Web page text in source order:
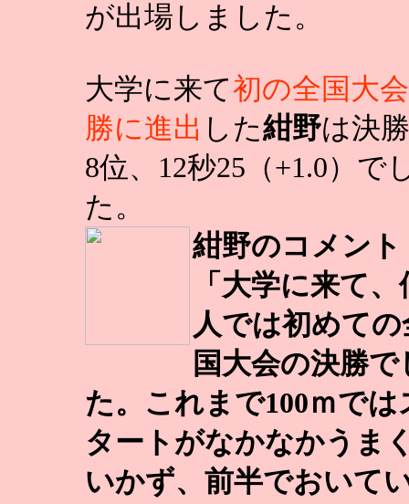
が出場しました。
大学に来て初の全国大
勝に進出 した紺野は決
8位、12秒25（+1.0）で
た。
紺野のコメント
「大学に来て、
人では初めての
国大会の決勝で
た。これまで100ｍでは
タートがなかなかうま
いかず、前半でおいて